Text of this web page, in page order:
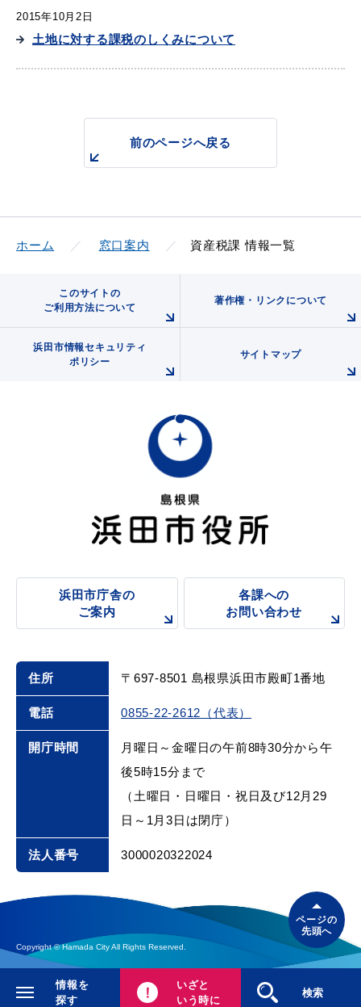
公共施設
便利なサービス
防災・防犯メール
気象情報リンク集
ごみ分別早見表
目的別の
窓口案内
募集情報
ダウンロード
閉じる
情報を
探す
いざと
いう時に
検索
2015年10月2日
土地に対する課税のしくみについて
前のページへ戻る
ホーム 窓口案内 資産税課 情報一覧
このサイトの
ご利用方法について
著作権・リンクについて
浜田市情報セキュリティ
ポリシー
サイトマップ
浜田市庁舎の
ご案内
各課への
お問い合わせ
住所 〒697-8501 島根県浜田市殿町1番地
電話 0855-22-2612（代表）
開庁時間
月曜日～金曜日の午前8時30分から午
後5時15分まで
（土曜日・日曜日・祝日及び12月29
日～1月3日は閉庁）
法人番号 3000020322024
Copyright © Hamada City All Rights Reserved.
ページの
先頭へ